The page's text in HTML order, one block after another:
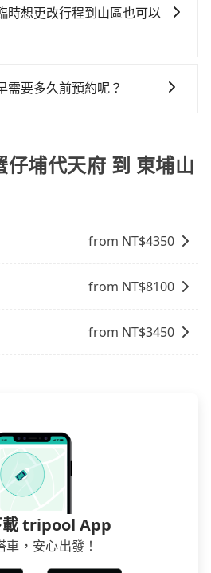
非常不方便。再者，租車地點
天府還有段路，且須配合車行
還車時可能遭遇各種莫名理由
別為了省小錢而冒上不必要的
機、使用的車輛以及配合的車
合法，就看車牌的開頭，只要
過電子郵件
繫我們，將有專人協助回覆確
時想更改行程到山區也可以
線是否超過海拔1500公尺來進
服務。
需要多久前預約呢？
划算的價格。
仔埔代天府 到 東埔山
from NT$4350
from NT$8100
from NT$3450
載 tripool App
車，安心出發！